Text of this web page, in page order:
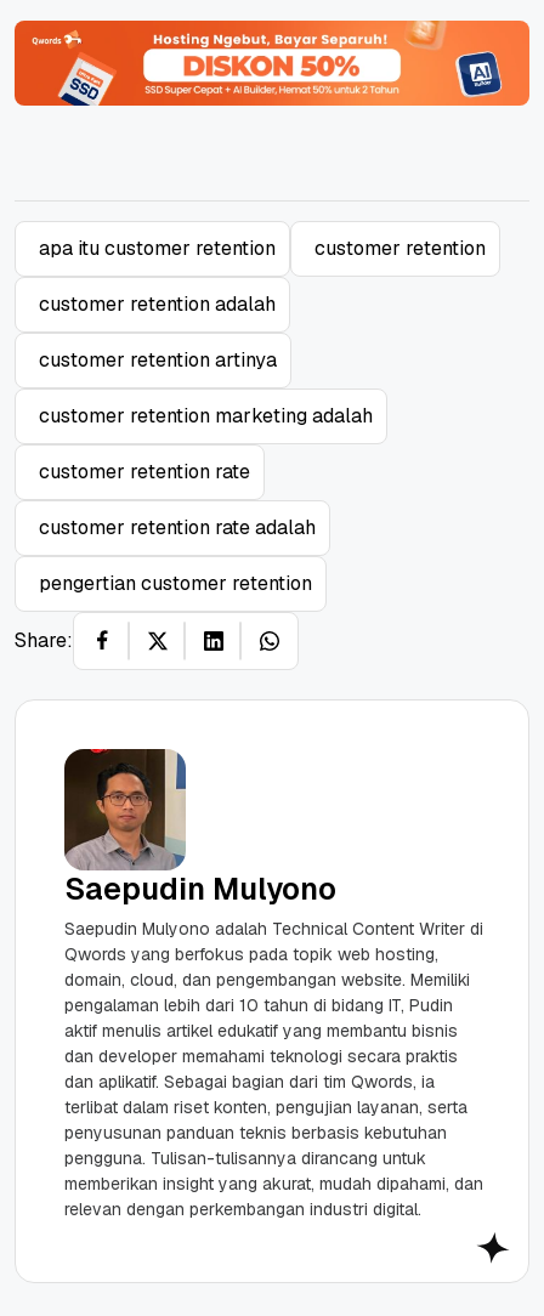
apa itu customer retention customer retention
customer retention adalah
customer retention artinya
customer retention marketing adalah
customer retention rate
customer retention rate adalah
pengertian customer retention
Share:
Saepudin Mulyono
Saepudin Mulyono adalah Technical Content Writer di
Qwords yang berfokus pada topik web hosting,
domain, cloud, dan pengembangan website. Memiliki
pengalaman lebih dari 10 tahun di bidang IT, Pudin
aktif menulis artikel edukatif yang membantu bisnis
dan developer memahami teknologi secara praktis
dan aplikatif. Sebagai bagian dari tim Qwords, ia
terlibat dalam riset konten, pengujian layanan, serta
penyusunan panduan teknis berbasis kebutuhan
pengguna. Tulisan-tulisannya dirancang untuk
memberikan insight yang akurat, mudah dipahami, dan
relevan dengan perkembangan industri digital.